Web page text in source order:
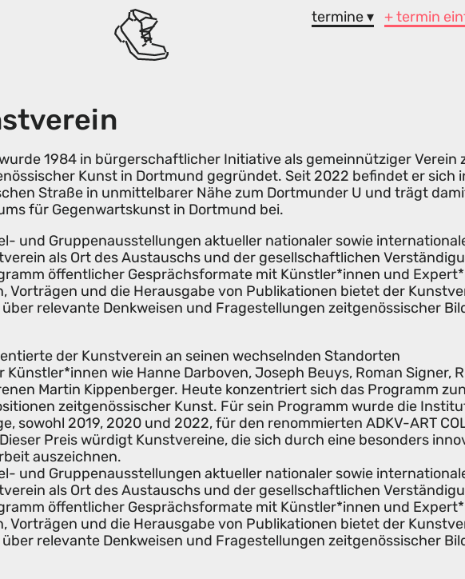
termine ▾ + termin
1984 in bürgerschaftlicher Initiative als gemeinnütziger Verein
Kunst in Dortmund gegründet. Seit 2022 befindet er sich
Straße in unmittelbarer Nähe zum Dortmunder U und trägt
für Gegenwartskunst in Dortmund bei.
und Gruppenausstellungen aktueller nationaler sowie
als Ort des Austauschs und der gesellschaftlichen
öffentlicher Gesprächsformate mit Künstler*innen und
Vorträgen und die Herausgabe von Publikationen bietet der
relevante Denkweisen und Fragestellungen zeitgenössischer
der Kunstverein an seinen wechselnden Standorten
wie Hanne Darboven, Joseph Beuys, Roman Signer,
Martin Kippenberger. Heute konzentriert sich das Programm
zeitgenössischer Kunst. Für sein Programm wurde die
sowohl 2019, 2020 und 2022, für den renommierten ADKV-ART
Preis würdigt Kunstvereine, die sich durch eine besonders
auszeichnen.
und Gruppenausstellungen aktueller nationaler sowie
als Ort des Austauschs und der gesellschaftlichen
öffentlicher Gesprächsformate mit Künstler*innen und
Vorträgen und die Herausgabe von Publikationen bietet der
relevante Denkweisen und Fragestellungen zeitgenössischer